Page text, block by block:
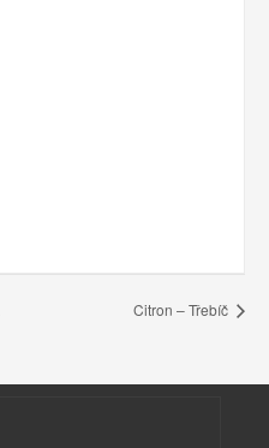
Citron – Třebíč